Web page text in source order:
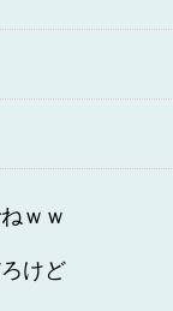
ｗｗ
けど